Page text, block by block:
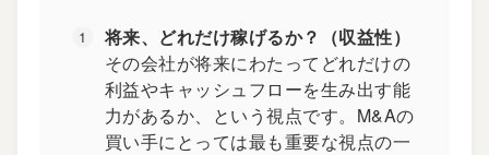
将来、どれだけ稼げるか？（収益性）
その会社が将来にわたってどれだけの
利益やキャッシュフローを生み出す能
力があるか、という視点です。M&Aの
買い手にとっては最も重要な視点の一